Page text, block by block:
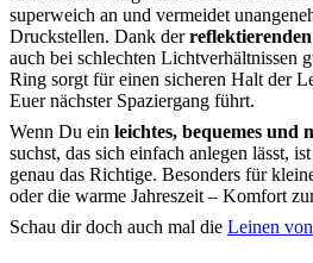
superweich an und vermeidet
Druckstellen. Dank der
auch bei schlechten Lichtverhältnissen
Ring sorgt für einen sicheren Halt der
Euer nächster Spaziergang führt.
Wenn Du ein leichtes, bequemes und
suchst, das sich einfach anlegen lässt,
genau das Richtige. Besonders für
oder die warme Jahreszeit – Komfort
Schau dir doch auch mal die Leinen